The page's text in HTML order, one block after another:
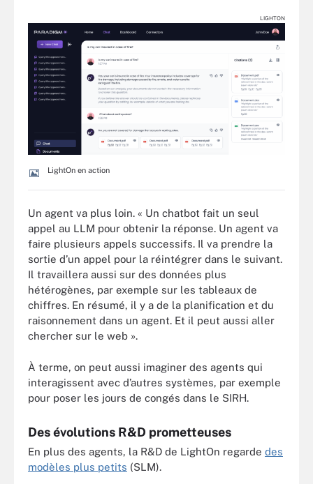
LIGHTON
LightOn en action
Un agent va plus loin. « Un chatbot fait un seul
appel au LLM pour obtenir la réponse. Un agent va
faire plusieurs appels successifs. Il va prendre la
sortie d’un appel pour la réintégrer dans le suivant.
Il travaillera aussi sur des données plus
hétérogènes, par exemple sur les tableaux de
chiffres. En résumé, il y a de la planification et du
raisonnement dans un agent. Et il peut aussi aller
chercher sur le web ».
À terme, on peut aussi imaginer des agents qui
interagissent avec d’autres systèmes, par exemple
pour poser les jours de congés dans le SIRH.
Des évolutions R&D prometteuses
En plus des agents, la R&D de LightOn regarde des
modèles plus petits (SLM).